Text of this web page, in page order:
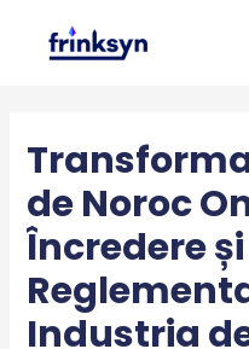
de Noroc
Încredere și
Industria